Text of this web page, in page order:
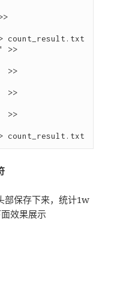
count_result.txt
>>
>>
>>
>>
保存下来，统计1w
效果展示